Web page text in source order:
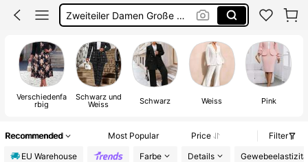
Anzug Set Damen Große Größen
Anzug Set Damen
Verschiedenfa
rbig
Schwarz und
Weiss Schwarz Weiss Pink
Recommended Most Popular Price
Filter
EU Warehouse
Farbe Details